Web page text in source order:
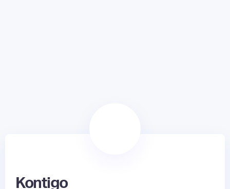
Kontigo